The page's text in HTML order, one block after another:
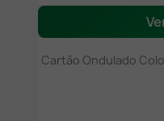
Cartão Ondulado